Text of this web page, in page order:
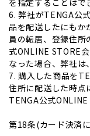
を指定することはで
6. 弊社がTENGA公
品を配送したにもか
員の転居、登録住
式ONLINE STORE
なった場合、弊社は
7. 購入した商品を
住所に配送した時点
TENGA公式ONLINE
第18条(カード決済